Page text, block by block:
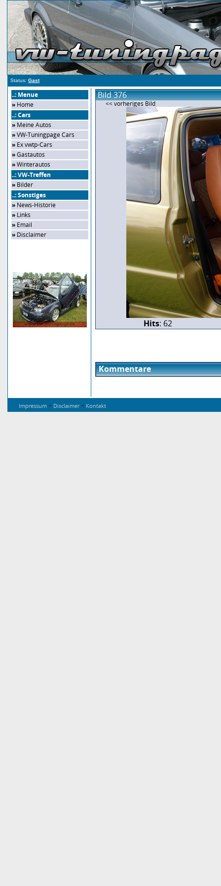
Status: Gast
..: Menue
» Home
..: Cars
» Meine Autos
»VW-Tuningpage Cars
» Ex vwtp-Cars
»Gastautos
»Winterautos
..: VW-Treffen
» Bilder
..: Sonstiges
» News-Historie
» Links
» Email
» Disclaimer
Bild 376
<< vorheriges Bild
Hits: 62
Kommentare
Impressum - Disclaimer- Kontakt